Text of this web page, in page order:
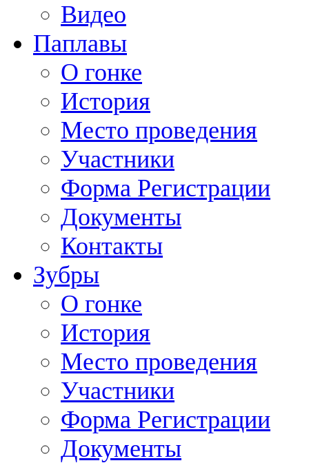
Видео
Паплавы
О гонке
История
Место проведения
Участники
Форма Регистрации
Документы
Контакты
Зубры
О гонке
История
Место проведения
Участники
Форма Регистрации
Документы